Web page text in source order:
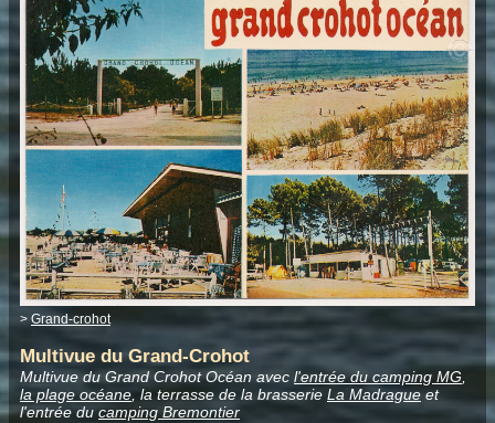
> Grand-crohot
Multivue du Grand-Crohot
Multivue du Grand Crohot Océan avec l'entrée du camping MG,
la plage océane, la terrasse de la brasserie La Madragueet
l'entrée ducamping Bremontier